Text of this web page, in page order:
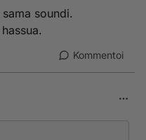
soundi.
Kommentoi